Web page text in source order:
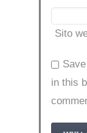
Sito
in this